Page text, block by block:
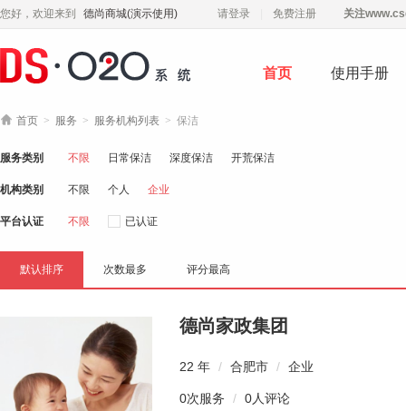
您好，欢迎来到 德尚商城(演示使用) 请登录 免费注册 关注
首页 使用手册
 首页 > 服务 > 服务机构列表 > 保洁
服务类别 不限 日常保洁 深度保洁 开荒保洁
机构类别 不限 个人 企业
平台认证 不限 已认证
默认排序 次数最多 评分最高
德尚家政集团
22 年 / 合肥市 / 企业
0次服务 / 0人评论